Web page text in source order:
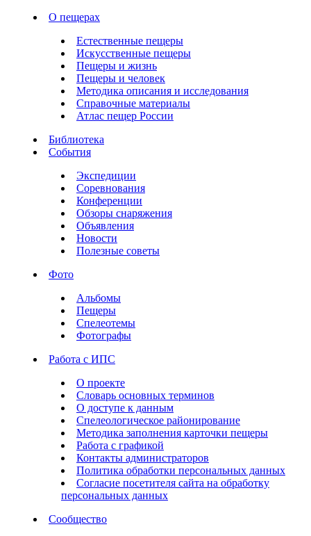
О пещерах
Естественные пещеры
Искусственные пещеры
Пещеры и жизнь
Пещеры и человек
Методика описания и исследования
Справочные материалы
Атлас пещер России
Библиотека
События
Экспедиции
Соревнования
Конференции
Обзоры снаряжения
Объявления
Новости
Полезные советы
Фото
Альбомы
Пещеры
Спелеотемы
Фотографы
Работа с ИПС
О проекте
Словарь основных терминов
О доступе к данным
Спелеологическое районирование
Методика заполнения карточки пещеры
Работа с графикой
Контакты администраторов
Политика обработки персональных данных
Согласие посетителя сайта на обработку
персональных данных
Сообщество